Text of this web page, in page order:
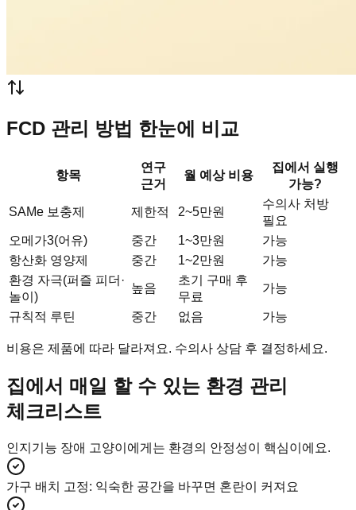
FCD 관리 방법 한눈에 비교
항목
연구
근거
월 예상 비용
집에서 실행
가능?
SAMe 보충제 제한적 2~5만원
수의사 처방
필요
오메가3(어유)
중간 1~3만원
가능
항산화 영양제
중간 1~2만원
가능
환경 자극(퍼즐 피더·
놀이)
높음
초기 구매 후
무료
가능
규칙적 루틴 중간 없음 가능
비용은 제품에 따라 달라져요. 수의사 상담 후 결정하세요.
집에서 매일 할 수 있는 환경 관리
체크리스트
인지기능 장애 고양이에게는 환경의 안정성이 핵심이에요.
가구 배치 고정: 익숙한 공간을 바꾸면 혼란이 커져요